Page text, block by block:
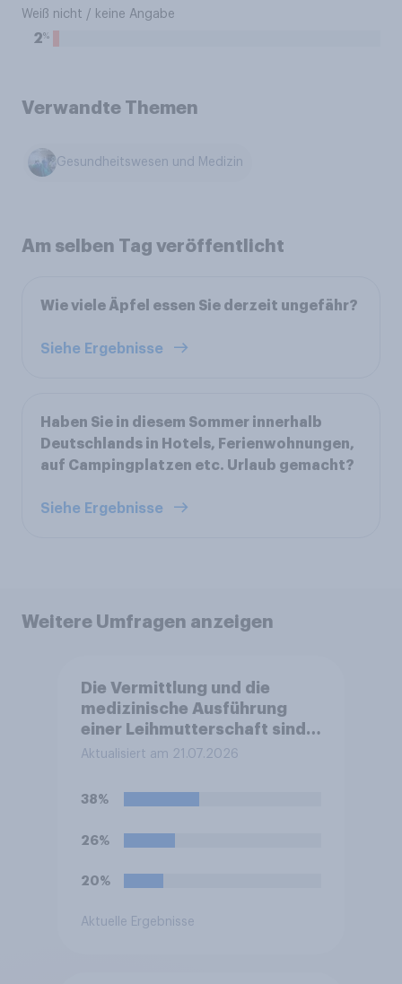
Weiß nicht / keine Angabe
2%
Verwandte Themen
Gesundheitswesen und Medizin
Am selben Tag veröffentlicht
Wie viele Äpfel essen Sie derzeit ungefähr?
Siehe Ergebnisse
Haben Sie in diesem Sommer innerhalb
Deutschlands in Hotels, Ferienwohnungen,
auf Campingplatzen etc. Urlaub gemacht?
Siehe Ergebnisse
Weitere Umfragen anzeigen
Die Vermittlung und die
medizinische Ausführung
einer Leihmutterschaft sind
in Deutschland anders als in
verboten. Wie stehen Sie zu
Aktualisiert am 21.07.2026
38%
26%
20%
Aktuelle Ergebnisse